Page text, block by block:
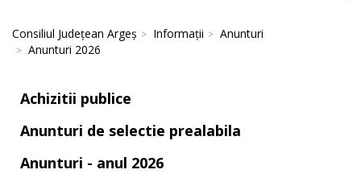
Consiliul Județean Argeș Informații
Anunturi
Anunturi 2026
Achizitii publice
Anunturi de selectie prealabila
Anunturi - anul 2026